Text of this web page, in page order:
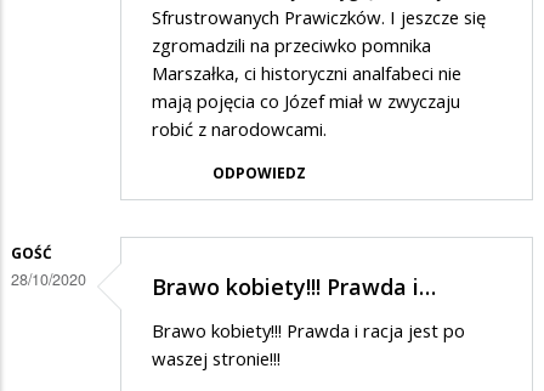
Sfrustrowanych Prawiczków. I jeszcze się
zgromadzili na przeciwko pomnika
Marszałka, ci historyczni analfabeci nie
mają pojęcia co Józef miał w zwyczaju
robić z narodowcami.
ODPOWIEDZ
GOŚĆ
28/10/2020 Brawo kobiety!!! Prawda i…
Brawo kobiety!!! Prawda i racja jest po
waszej stronie!!!